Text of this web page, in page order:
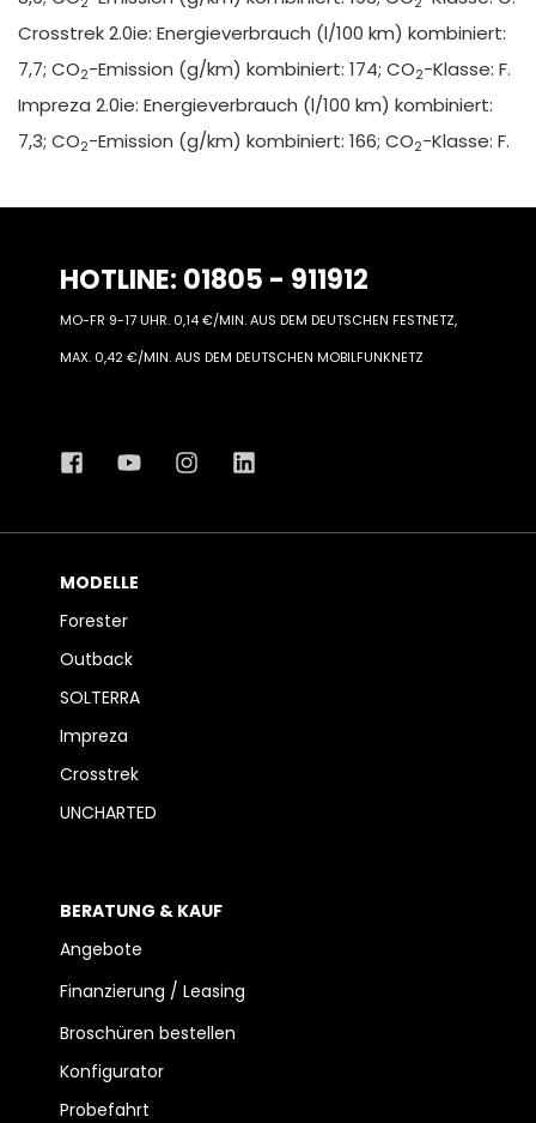
Crosstrek 2.0ie: Energieverbrauch (l/100 km) kombiniert:
7,7; CO2-Emission (g/km) kombiniert: 174; CO2-Klasse: F.
Impreza 2.0ie: Energieverbrauch (l/100 km) kombiniert:
7,3; CO2-Emission (g/km) kombiniert: 166; CO2-Klasse: F.
HOTLINE: 01805 - 911912
MO-FR 9-17 UHR. 0,14 €/MIN. AUS DEM DEUTSCHEN FESTNETZ,
MAX. 0,42 €/MIN. AUS DEM DEUTSCHEN MOBILFUNKNETZ
MODELLE
Forester
Outback
SOLTERRA
Impreza
Crosstrek
UNCHARTED
BERATUNG & KAUF
Angebote
Finanzierung / Leasing
Broschüren bestellen
Konfigurator
Probefahrt